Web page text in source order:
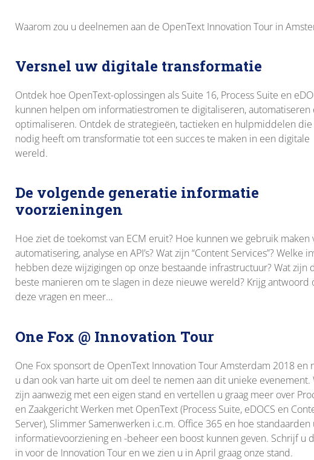
Waarom zou u deelnemen aan de OpenText Innovation Tour in
Versnel uw digitale transformatie
Ontdek hoe OpenText-oplossingen als Suite 16, Process Suite en
kunnen helpen om informatiestromen te digitaliseren, automatiseren
optimaliseren. Ontdek de strategieën, tactieken en hulpmiddelen die
nodig heeft om transformatie tot een succes te maken in een digitale
wereld.
De volgende generatie informatie
voorzieningen
Hoe ziet de toekomst van ECM eruit? Hoe kunnen we gebruik maken
automatisering, analyse en API’s? Wat zijn “Content Services”? Welke
hebben deze wijzigingen op onze bestaande infrastructuur? Wat zijn
beste manieren om te slagen in deze nieuwe wereld? Krijg antwoord
deze vragen en meer…
One Fox @ Innovation Tour
One Fox sponsort de OpenText Innovation Tour Amsterdam 2018 en
u dan ook van harte uit om deel te nemen aan dit unieke evenement.
zijn aanwezig met een eigen stand en vertellen u graag meer over
en Zaakgericht Werken met OpenText (Process Suite, eDOCS en
Server), Slimmer Samenwerken i.c.m. Office 365 en hoe standaarden
informatievoorziening en -beheer een boost kunnen geven. Schrijf u
in voor de Innovation Tour en we zien u in April graag onze stand.